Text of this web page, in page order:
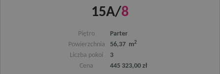
15A/8
Piętro
Parter
Powierzchnia
56,37 m2
Liczba pokoi
3
Cena
445 323,00 zł